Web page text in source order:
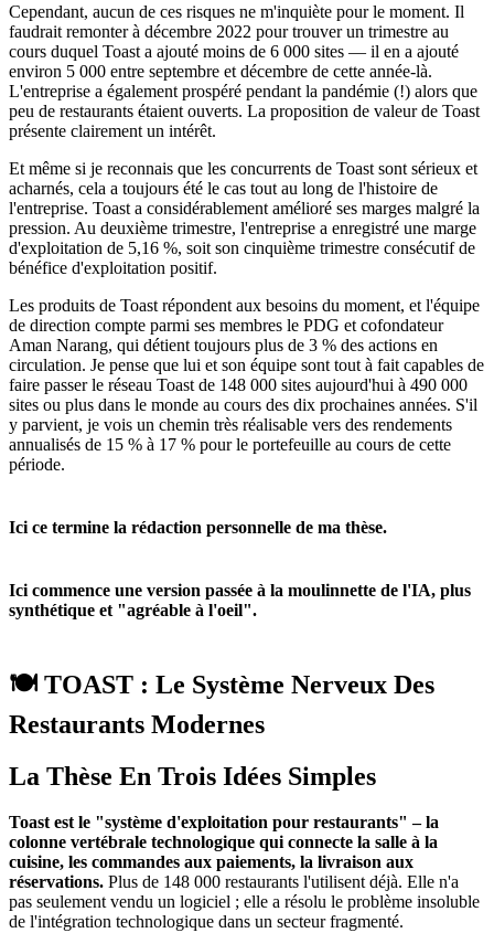
Cependant, aucun de ces risques ne m'inquiète pour le moment. Il
faudrait remonter à décembre 2022 pour trouver un trimestre au
cours duquel Toast a ajouté moins de 6 000 sites — il en a ajouté
environ 5 000 entre septembre et décembre de cette année-là.
L'entreprise a également prospéré pendant la pandémie (!) alors que
peu de restaurants étaient ouverts. La proposition de valeur de Toast
présente clairement un intérêt.
Et même si je reconnais que les concurrents de Toast sont sérieux et
acharnés, cela a toujours été le cas tout au long de l'histoire de
l'entreprise. Toast a considérablement amélioré ses marges malgré la
pression. Au deuxième trimestre, l'entreprise a enregistré une marge
d'exploitation de 5,16 %, soit son cinquième trimestre consécutif de
bénéfice d'exploitation positif.
Les produits de Toast répondent aux besoins du moment, et l'équipe
de direction compte parmi ses membres le PDG et cofondateur
Aman Narang, qui détient toujours plus de 3 % des actions en
circulation. Je pense que lui et son équipe sont tout à fait capables de
faire passer le réseau Toast de 148 000 sites aujourd'hui à 490 000
sites ou plus dans le monde au cours des dix prochaines années. S'il
y parvient, je vois un chemin très réalisable vers des rendements
annualisés de 15 % à 17 % pour le portefeuille au cours de cette
période.
Ici ce termine la rédaction personnelle de ma thèse.
Ici commence une version passée à la moulinnette de l'IA, plus
synthétique et "agréable à l'oeil".
🍽️ TOAST : Le Système Nerveux Des
Restaurants Modernes
La Thèse En Trois Idées Simples
Toast est le "système d'exploitation pour restaurants" – la
colonne vertébrale technologique qui connecte la salle à la
cuisine, les commandes aux paiements, la livraison aux
réservations. Plus de 148 000 restaurants l'utilisent déjà. Elle n'a
pas seulement vendu un logiciel ; elle a résolu le problème insoluble
de l'intégration technologique dans un secteur fragmenté.